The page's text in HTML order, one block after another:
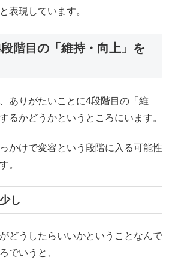
表現しています。
階目の「維持・向上」を
ありがたいことに4段階目の「維
るかどうかというところにいます。
かけで変容という段階に入る可能性
。
し
どうしたらいいかということなんで
でいうと、